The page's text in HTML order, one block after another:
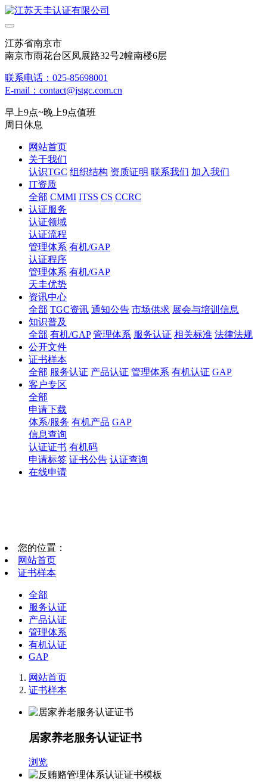
江苏省南京市
南京市雨花台区凤展路32号2幢南楼6层
联系电话：025-85698001
E-mail：contact@jstgc.com.cn
早上9点~晚上9点值班
周日休息
网站首页
关于我们
认识TGC 组织结构 资质证明 联系我们 加入我们
IT资质
全部 CMMI ITSS CS CCRC
认证服务
认证领域
认证流程
管理体系 有机/GAP
认证程序
管理体系 有机/GAP
天圭优势
资讯中心
全部 TGC资讯 通知公告 市场供求 展会与培训信息
知识普及
全部 有机/GAP 管理体系 服务认证 相关标准 法律法规
公开文件
证书样本
全部 服务认证 产品认证 管理体系 有机认证 GAP
客户专区
全部
申请下载
体系/服务 有机产品 GAP
信息查询
认证证书 有机码
申请标签 证书公告 认证查询
在线申请
您的位置：
网站首页
证书样本
全部
服务认证
产品认证
管理体系
有机认证
GAP
网站首页
证书样本
居家养老服务认证证书
浏览